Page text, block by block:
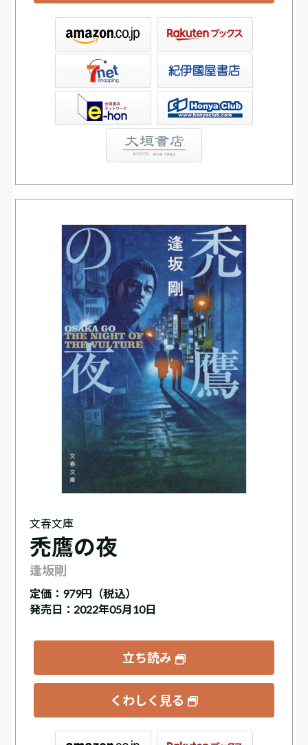
書店ウェブストア
文春文庫
禿鷹の夜
逢坂剛
定価： 979円（税込）
発売日：2022年05月10日
立ち読み
くわしく見る